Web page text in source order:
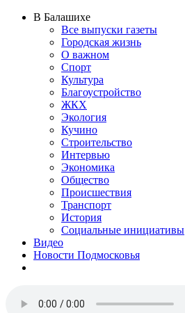
В Балашихе
Все выпуски газеты
Городская жизнь
О важном
Спорт
Культура
Благоустройство
ЖКХ
Экология
Кучино
Строительство
Интервью
Экономика
Общество
Происшествия
Транспорт
История
Социальные инициативы
Видео
Новости Подмосковья